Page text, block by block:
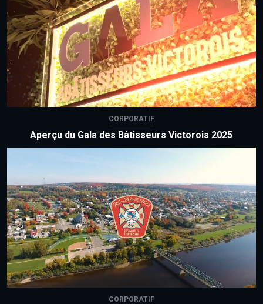
CORPORATIF
Aperçu du Gala des Bâtisseurs Victorois 2025
CORPORATIF